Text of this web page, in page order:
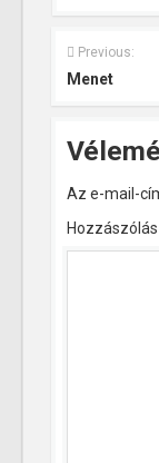
Previous:
Menet
Az e-mail-
Hozzászólás